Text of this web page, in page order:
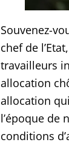
Souvenez-
chef de
travailleurs
allocation
allocation
l’époque de
conditions